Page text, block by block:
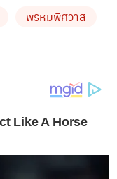
พรหมพิศวาส
Like A Horse